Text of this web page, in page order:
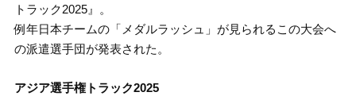
トラック2025』。
例年日本チームの「メダルラッシュ」が見られるこの大会へ
の派遣選手団が発表された。
アジア選手権トラック2025